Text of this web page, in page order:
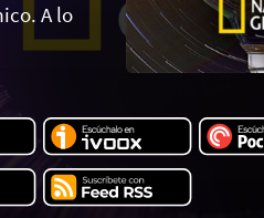
A lo